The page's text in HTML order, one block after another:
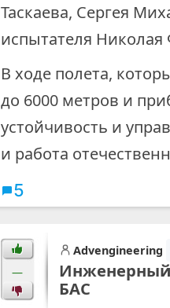
Таскаева, Сергея
испытателя
В ходе полета,
до 6000 метров и
устойчивость и
и работа
5
—
Advengineering
Инженерный
БАС